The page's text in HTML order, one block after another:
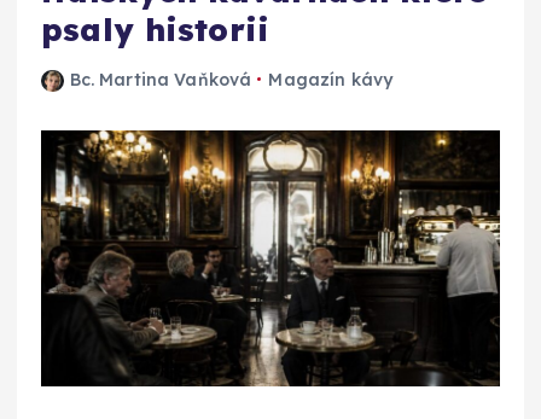
psaly historii
Bc. Martina Vaňková Magazín kávy